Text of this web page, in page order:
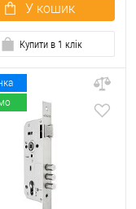
У кошик
Купити в 1 клік